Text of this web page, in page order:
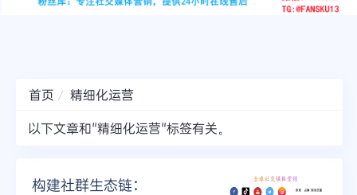
instagram
首页
精细化运营
以下文章和"精细化运营"标签有关。
构建社群生态链：